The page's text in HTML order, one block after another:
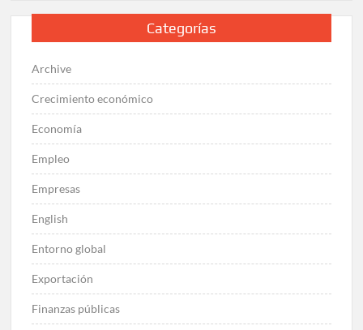
Categorías
Archive
Crecimiento económico
Economía
Empleo
Empresas
English
Entorno global
Exportación
Finanzas públicas